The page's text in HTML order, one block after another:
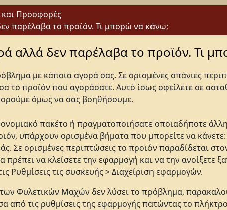
Προσφορές
παρέλαβα το προϊόν. Τι μπορώ να κάνω;
αλλά δεν παρέλαβα το προϊόν. Τι
με κάποια αγορά σας. Σε ορισμένες σπάνιες
το προϊόν που αγοράσατε. Αυτό ίσως οφείλετε σε
όμως να σας βοηθήσουμε.
πακέτο ή πραγματοποιήσατε οποιαδήποτε
υπάρχουν ορισμένα βήματα που μπορείτε να κάνετε:
Σε ορισμένες περιπτώσεις το προϊόν παραδίδεται
να κλείσετε την εφαρμογή και να την ανοίξετε
Ρυθμίσεις τις συσκευής > Διαχείριση εφαρμογών.
Φυλετικών Μαχών δεν λύσει το πρόβλημα,
από τις ρυθμίσεις της εφαρμογής πατώντας το